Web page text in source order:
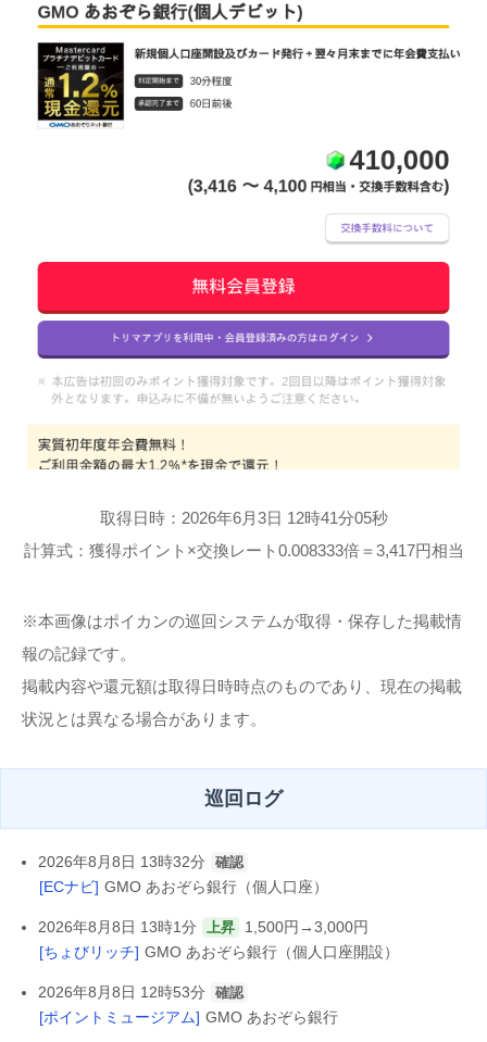
取得日時：2026年6月3日 12時41分05秒
計算式：獲得ポイント×交換レート0.008333倍＝3,417円相当
※本画像はポイカンの巡回システムが取得・保存した掲載情
報の記録です。
掲載内容や還元額は取得日時時点のものであり、現在の掲載
状況とは異なる場合があります。
巡回ログ
2026年8月8日 13時32分 確認
[ECナビ] GMO あおぞら銀行（個人口座）
2026年8月8日 13時1分 上昇
1,500円→3,000円
[ちょびリッチ] GMO あおぞら銀行（個人口座開設）
2026年8月8日 12時53分 確認
[ポイントミュージアム] GMO あおぞら銀行